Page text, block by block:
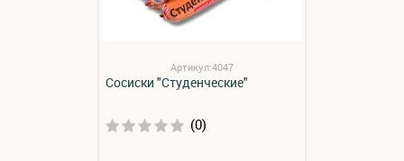
Артикул:4047
Сосиски "Студенческие"
(0)